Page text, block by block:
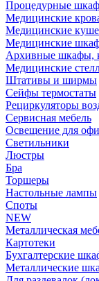
Процедурные
Медицинские
Медицинские
Медицинские
Архивные шкафы,
Медицинские
Штативы и ширмы
Сейфы термостаты
Рециркуляторы
Сервисная мебель
Освещение для
Светильники
Люстры
Бра
Торшеры
Настольные лампы
Споты
NEW
Металлическая
Картотеки
Бухгалтерские
Металлические